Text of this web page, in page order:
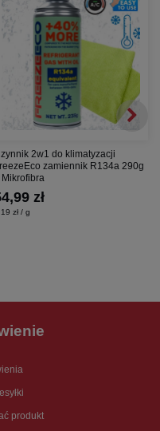
2w1 do klimatyzacji
zamiennik R134a 290g
Mikrofibra
zł
zł / g
produkt